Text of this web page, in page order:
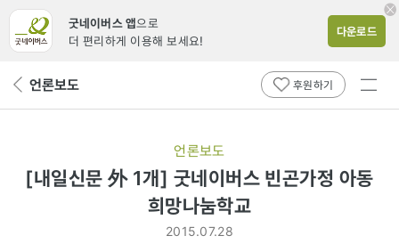
굿네이버스 앱으로
더 편리하게 이용해 보세요!
다운로드
뒤 언론보도 후원하기
전체
언론보도
[내일신문 外 1개] 굿네이버스 빈곤가정 아동
희망나눔학교
2015.07.28